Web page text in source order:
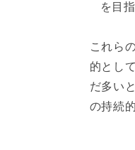
を目
これら
的とし
だ多い
の持続